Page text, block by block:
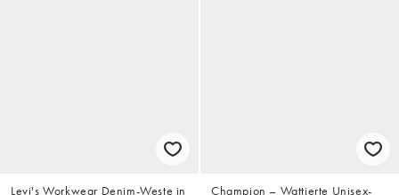
Levi's Workwear Denim-Weste in
Champion – Wattierte Unisex-